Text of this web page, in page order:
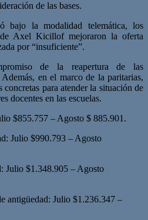
de las bases.
bajo la modalidad telemática, los
de Axel Kicillof mejoraron la oferta
por “insuficiente”.
de la reapertura de las
en el marco de la paritarias,
para atender la situación de
docentes en las escuelas.
$855.757 – Agosto $ 885.901.
Julio $990.793 – Agosto
Julio $1.348.905 – Agosto
antigüedad: Julio $1.236.347 –